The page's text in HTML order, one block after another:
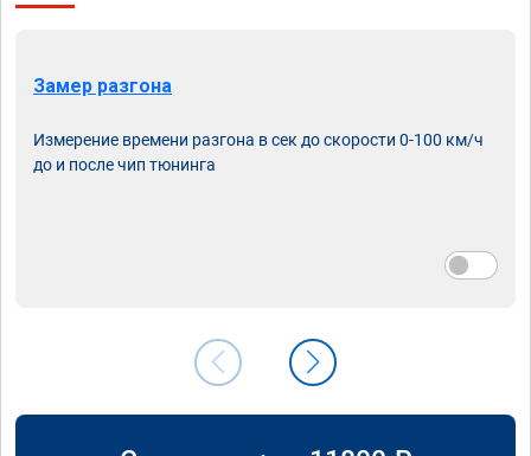
Замер разгона
Измерение времени разгона в сек до скорости 0-100 км/ч
до и после чип тюнинга